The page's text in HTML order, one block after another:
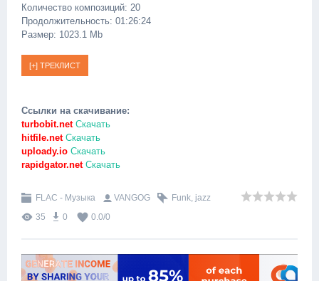
Количество композиций: 20
Продолжительность: 01:26:24
Размер: 1023.1 Mb
Ссылки на скачивание:
turbobit.netСкачать
hitfile.netСкачать
uploady.io Скачать
rapidgator.netСкачать
FLAC - Музыка VANGOG Funk, jazz
35
0 0.0/0